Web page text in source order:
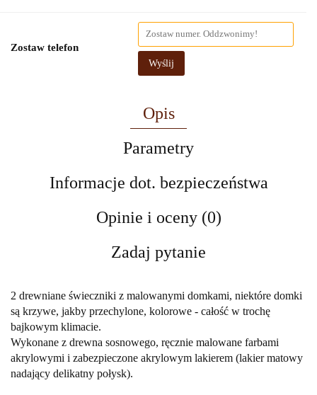
Zostaw telefon
Wyślij
Opis
Parametry
Informacje dot. bezpieczeństwa
Opinie i oceny (0)
Zadaj pytanie
2 drewniane świeczniki z malowanymi domkami, niektóre domki
są krzywe, jakby przechylone, kolorowe - całość w trochę
bajkowym klimacie.
Wykonane z drewna sosnowego, ręcznie malowane farbami
akrylowymi i zabezpieczone akrylowym lakierem (lakier matowy
nadający delikatny połysk).